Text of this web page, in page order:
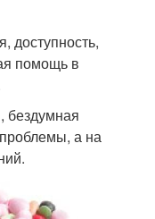
доступность,
помощь в
бездумная
а на